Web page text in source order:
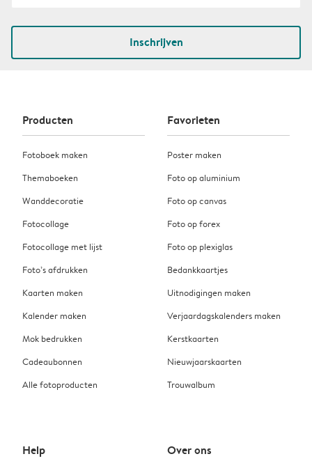
Inschrijven
Producten
Fotoboek maken
Themaboeken
Wanddecoratie
Fotocollage
Fotocollage met lijst
Foto’s afdrukken
Kaarten maken
Kalender maken
Mok bedrukken
Cadeaubonnen
Alle fotoproducten
Favorieten
Poster maken
Foto op aluminium
Foto op canvas
Foto op forex
Foto op plexiglas
Bedankkaartjes
Uitnodigingen maken
Verjaardagskalenders maken
Kerstkaarten
Nieuwjaarskaarten
Trouwalbum
Help Over ons